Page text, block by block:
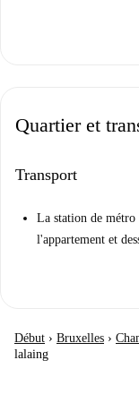
Quartier et
Transport
La station de métro
l'appartement et
Début › Bruxelles ›
lalaing